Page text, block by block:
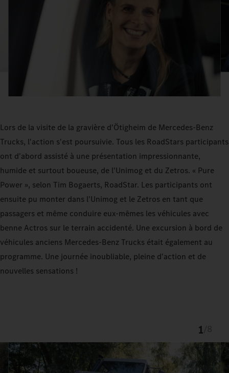
Lors de la visite de la gravière d'Ötigheim de Mercedes-Benz
Trucks, l'action s'est poursuivie. Tous les RoadStars participants
ont d'abord assisté à une présentation impressionnante,
humide et surtout boueuse, de l'Unimog et du Zetros. « Pure
Power », selon Tim Bogaerts, RoadStar. Les participants ont
ensuite pu monter dans l'Unimog et le Zetros en tant que
passagers et même conduire eux-mêmes les véhicules avec
benne Actros sur le terrain accidenté. Une excursion à bord de
véhicules anciens Mercedes-Benz Trucks était également au
programme. Une journée inoubliable, pleine d'action et de
nouvelles sensations !
1